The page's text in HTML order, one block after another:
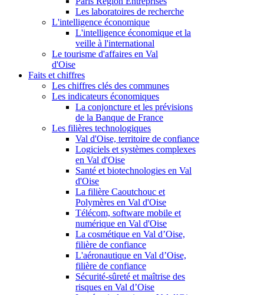
Les laboratoires de recherche
L'intelligence économique
L'intelligence économique et la
veille à l'international
Le tourisme d'affaires en Val
d'Oise
Faits et chiffres
Les chiffres clés des communes
Les indicateurs économiques
La conjoncture et les prévisions
de la Banque de France
Les filières technologiques
Val d'Oise, territoire de confiance
Logiciels et systèmes complexes
en Val d'Oise
Santé et biotechnologies en Val
d'Oise
La filière Caoutchouc et
Polymères en Val d'Oise
Télécom, software mobile et
numérique en Val d'Oise
La cosmétique en Val d’Oise,
filière de confiance
L'aéronautique en Val d’Oise,
filière de confiance
Sécurité-sûreté et maîtrise des
risques en Val d’Oise